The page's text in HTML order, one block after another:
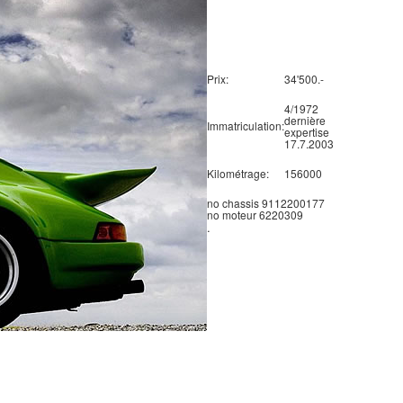
Prix: 34'500.-
Immatriculation:
4/1972
dernière
expertise
17.7.2003
Kilométrage:
156000
no chassis 9112200177
no moteur 6220309
.